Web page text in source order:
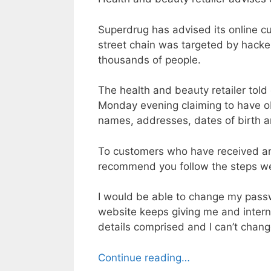
Superdrug has advised its online
street chain was targeted by
thousands of people.
The health and beauty retailer
Monday evening claiming to have
names, addresses, dates of birth
To customers who have received
recommend you follow the steps
I would be able to change my
website keeps giving me and
details comprised and I can’t
Continue reading…